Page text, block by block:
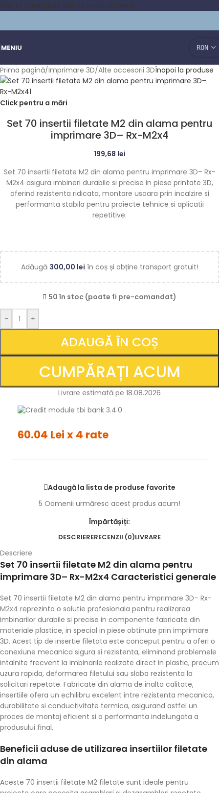
Skip to navigation Skip to main content
MENIU
Prima pagină/Imprimare 3D/Alte accesorii 3DÎnapoi la produse
Click pentru a mări
Set 70 insertii filetate M2 din alama pentru
imprimare 3D– Rx-M2x4
199,68 lei
Set 70 insertii filetate M2 din alama pentru imprimare 3D– Rx-
M2x4 asigura imbineri durabile si precise in piese printate 3D,
oferind rezistenta ridicata, montare usoara prin incalzire si
performanta stabila pentru proiecte tehnice si aplicatii
repetitive.
Adăugă 300,00 lei în coș și obține transport gratuit!
50 în stoc (poate fi pre-comandat)
- +
ADAUGĂ ÎN COȘ
CUMPĂRAȚI ACUM
Livrare estimată pe 18.08.2026
60.04 Lei x 4 rate
Adaugă la lista de produse favorite
5 Oamenii urmăresc acest produs acum!
Împărtășiți:
DESCRIERERECENZII (0)LIVRARE
Descriere
Set 70 insertii filetate M2 din alama pentru
imprimare 3D– Rx-M2x4 Caracteristici generale
Set 70 insertii filetate M2 din alama pentru imprimare 3D– Rx-
M2x4 reprezinta o solutie profesionala pentru realizarea
imbinarilor durabile si precise in componente fabricate din
materiale plastice, in special in piese obtinute prin imprimare
3D. Acest tip de insertie filetata este conceput pentru a oferi o
conexiune mecanica sigura si rezistenta, eliminand problemele
intalnite frecvent la imbinarile realizate direct in plastic, precum
uzura rapida, deformarea filetului sau slaba rezistenta la
solicitari repetate. Fabricate din alama de inalta calitate,
insertiile ofera un echilibru excelent intre rezistenta mecanica,
durabilitate si conductivitate termica, asigurand astfel un
proces de montaj eficient si o performanta indelungata a
produsului final.
Beneficii aduse de utilizarea insertiilor filetate
din alama
Aceste 70 insertii filetate M2 filetate sunt ideale pentru